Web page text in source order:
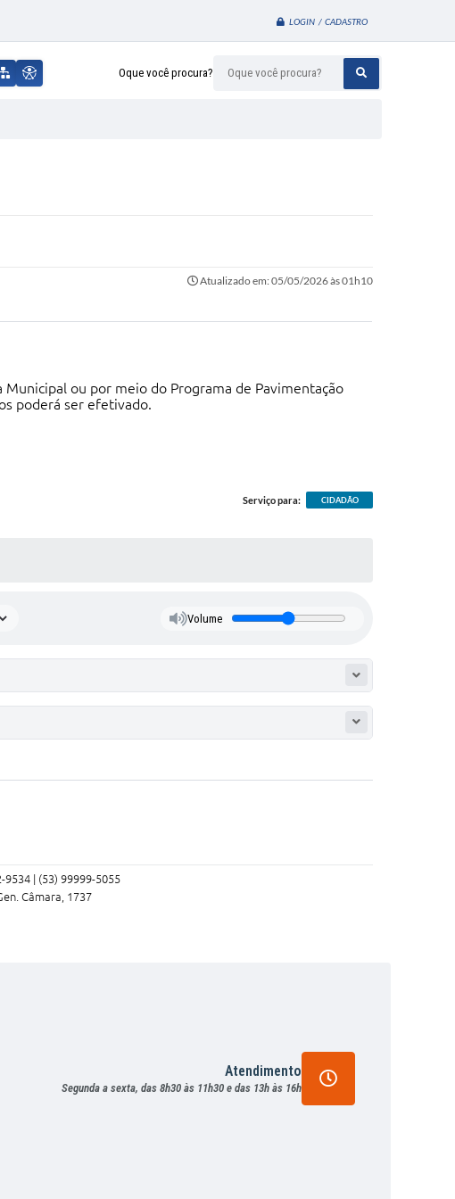
LOGIN / CADASTRO
Oque você procura?
Atualizado em: 05/05/2026 às 01h10
ou por meio do Programa de Pavimentação
poderá ser efetivado.
Serviço para: CIDADÃO
Volume
9534 | (53) 99999-5055
Câmara, 1737
Atendimento
Segunda a sexta, das 8h30 às 11h30 e das 13h às 16h